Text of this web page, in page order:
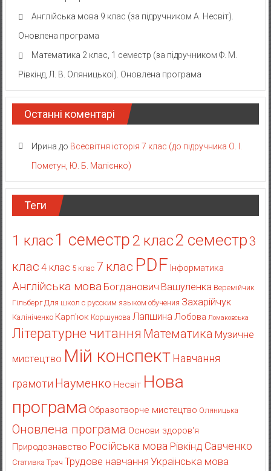
Англійська мова 9 клас (за підручником А. Несвіт).
Оновлена програма
Математика 2 клас, 1 семестр (за підручником Ф. М.
Рівкінд, Л. В. Оляницької). Оновлена програма
Останні коментарі
Ирина до Всесвітня історія 7 клас (до підручника О. І.
Пометун, Ю. Б. Малієнко)
Теги
1 клас 1 семестр2 клас2 семестр3
клас 4 клас 5 клас 7 клас PDF Інформатика
Англійська мова Богданович Вашуленка Веремійчик
Гільберг Для школ с русским языком обучения Захарійчук
Калініченко Карп'юк Коршунова Лапшина Лобова Ломаковська
Літературне читання Математика Музичне
мистецтво Мій конспект Навчання
грамоти Науменко Несвіт Нова
програма Образотворче мистецтво Оляницька
Оновлена програма Основи здоров'я
Природознавство Російська мова Рівкінд Савченко
Стативка Трач Трудове навчання Українська мова